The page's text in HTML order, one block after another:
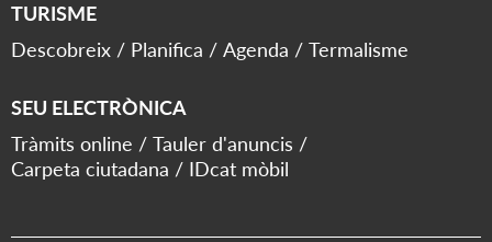
TURISME
Descobreix
Planifica Agenda Termalisme
SEU ELECTRÒNICA
Tràmits online
Tauler d'anuncis
Carpeta ciutadana
IDcat mòbil